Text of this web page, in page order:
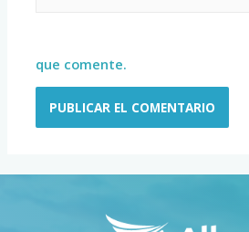
que comente.